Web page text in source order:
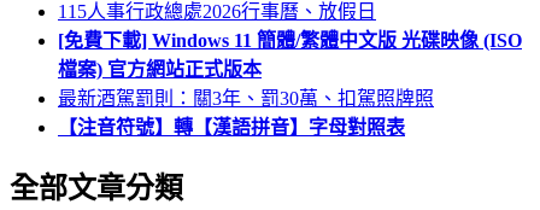
115人事行政總處2026行事曆、放假日
[免費下載] Windows 11 簡體/繁體中文版 光碟映像 (ISO
檔案) 官方網站正式版本
最新酒駕罰則：關3年、罰30萬、扣駕照牌照
【注音符號】轉【漢語拼音】字母對照表
全部文章分類